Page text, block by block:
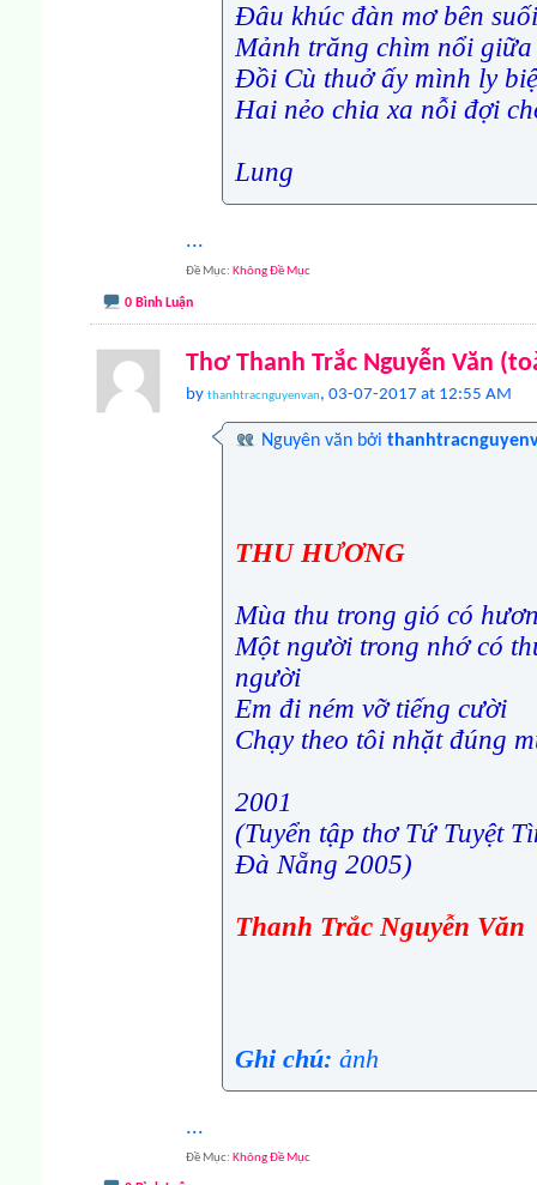
Đâu khúc đàn mơ bên
Mảnh trăng chìm nổi giữa
Đồi Cù thuở ấy mình ly
Hai nẻo chia xa nỗi đợi
Lung
...
Đề Mục Không Đề Mục
0 Bình Luận
Thơ Thanh Trắc Nguyễn Văn
by thanhtracnguyenvan, 03-07-2017 at 12:55 AM
Nguyên văn bởi
THU HƯƠNG
Mùa thu trong gió có
Một người trong nhớ có
người
Em đi ném vỡ tiếng cười
Chạy theo tôi nhặt đúng
2001
(Tuyển tập thơ Tứ Tuyệt
Đà Nẵng 2005)
Thanh Trắc Nguyễn Văn
Ghi chú: ảnh
...
Đề Mục Không Đề Mục